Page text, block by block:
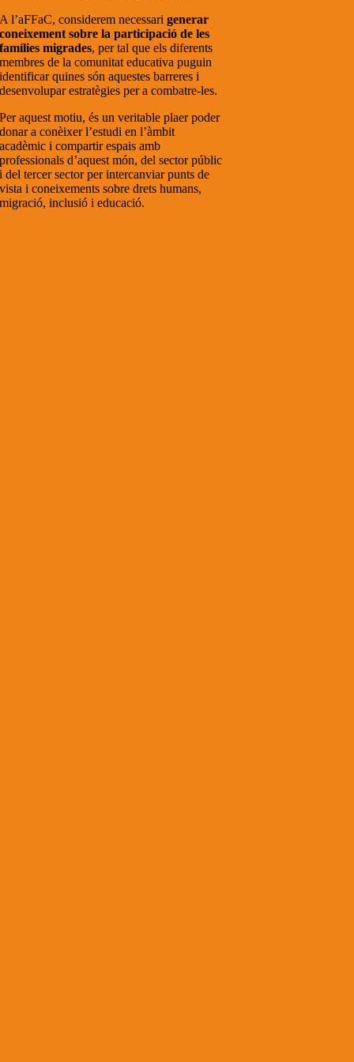
A l’aFFaC, considerem necessarigenerar
coneixement sobre la participació de les
famílies migrades, per tal que els diferents
membres de la comunitat educativa puguin
identificar quines són aquestes barreres i
desenvolupar estratègies per a combatre-les.
Per aquest motiu, és un veritable plaer poder
donar a conèixer l’estudi en l’àmbit
acadèmic i compartir espais amb
professionals d’aquest món, del sector públic
i del tercer sector per intercanviar punts de
vista i coneixements sobre drets humans,
migració, inclusió i educació.